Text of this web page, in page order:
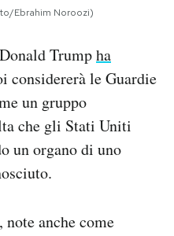
Ebrahim Noroozi)
Trumpha
considererà le Guardie
un gruppo
che gli Stati Uniti
un organo di uno
anche come